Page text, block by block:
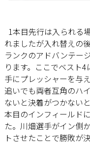
1本目先行は入られる
れましたが入れ替えの
ランクのアドバンテー
ります。ここでベスト
手にプレッシャーを与
追いでも両者互角のハ
ないと決着がつかない
本目のインフィールド
た。川畑選手がイン側
トさせたことで勝敗が